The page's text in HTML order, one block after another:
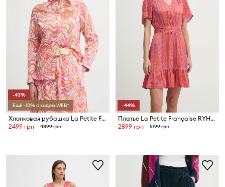
-43%
Ещё -10% с кодом WEB*
Хлопковая рубашка La Petite Française CHEYENNE
2499 грн
4399 грн
-44%
Платье La Petite Française RYHANA
2899 грн
5199 грн